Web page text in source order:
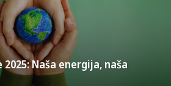
Naša energija, naša